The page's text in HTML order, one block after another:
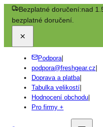
Bezplatné doručení:nad
bezplatné doručení.
Podpora|
podpora@freshgear.cz
Doprava a platba|
Tabulka velikostí
Hodnocení obchodu
Pro firmy +